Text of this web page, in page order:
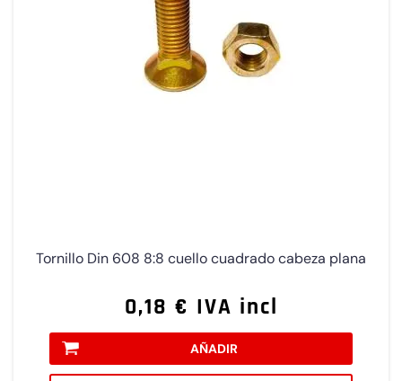
Tornillo Din 608 8:8 cuello cuadrado cabeza plana
0,18 € IVA incl
AÑADIR